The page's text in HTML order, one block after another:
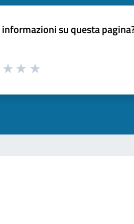
su questa